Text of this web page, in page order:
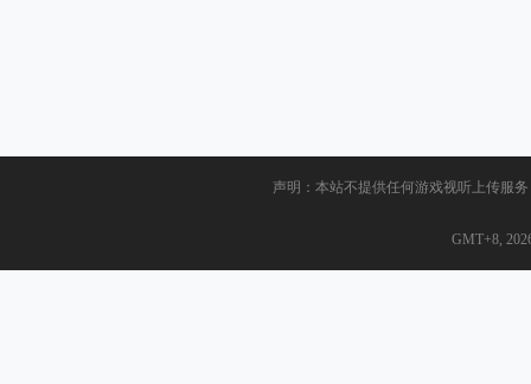
声明：本站不提供任何游戏视听上传服
GMT+8,